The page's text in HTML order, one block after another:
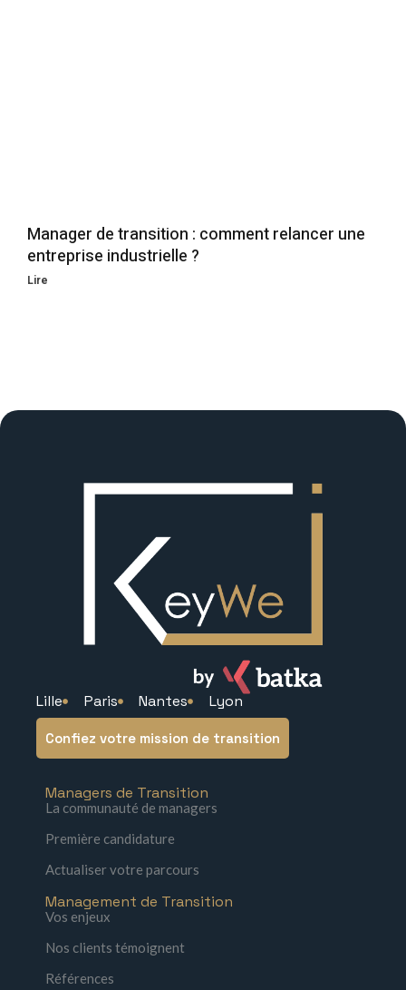
Manager de transition : comment relancer une
entreprise industrielle ?
Lire
Lille Paris Nantes Lyon
Confiez votre mission de transition
Managers de Transition
La communauté de managers
Première candidature
Actualiser votre parcours
Management de Transition
Vos enjeux
Nos clients témoignent
Références